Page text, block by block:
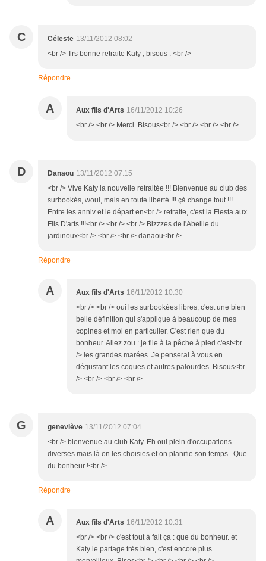
C Céleste 13/11/2012 08:02
<br /> Trs bonne retraite Katy , bisous . <br />
Répondre
A Aux fils d'Arts 16/11/2012 10:26
<br /> <br /> Merci. Bisous<br /> <br /> <br /> <br />
D Danaou 13/11/2012 07:15
<br /> Vive Katy la nouvelle retraitée !!! Bienvenue au club des
surbookés, woui, mais en toute liberté !!! çà change tout !!!
Entre les anniv et le départ en<br /> retraite, c'est la Fiesta aux
Fils D'arts !!!<br /> <br /> <br /> Bizzzes de l'Abeille du
jardinoux<br /> <br /> <br /> danaou<br />
Répondre
A Aux fils d'Arts 16/11/2012 10:30
<br /> <br /> oui les surbookées libres, c'est une bien
belle définition qui s'applique à beaucoup de mes
copines et moi en particulier. C'est rien que du
bonheur. Allez zou : je file à la pêche à pied c'est<br
/> les grandes marées. Je penserai à vous en
dégustant les coques et autres palourdes. Bisous<br
/> <br /> <br /> <br />
G geneviève 13/11/2012 07:04
<br /> bienvenue au club Katy. Eh oui plein d'occupations
diverses mais là on les choisies et on planifie son temps . Que
du bonheur !<br />
Répondre
A Aux fils d'Arts 16/11/2012 10:31
<br /> <br /> c'est tout à fait ça : que du bonheur. et
Katy le partage très bien, c'est encore plus